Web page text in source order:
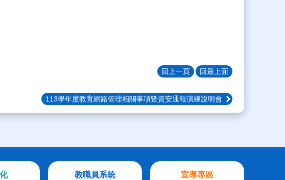
回上一頁 回最上面
113學年度教育網路管理相關事項暨資安通報演練說明會
教職員系統 宣導專區